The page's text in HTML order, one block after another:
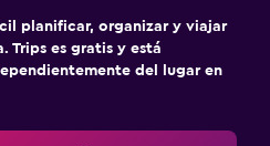
planificar, organizar y viajar
Trips es gratis y está
del lugar en